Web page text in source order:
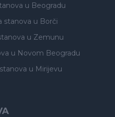
u Beogradu
stanova u Borči
u Zemunu
u Novom Beogradu
u Mirijevu